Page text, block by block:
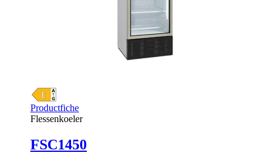
Productfiche
Flessenkoeler
FSC1450